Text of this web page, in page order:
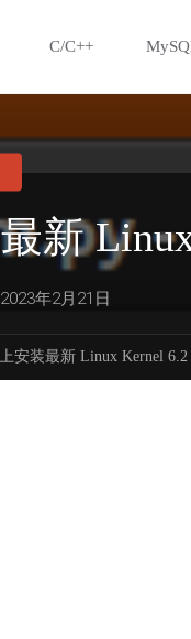
C/C++
新
2023年2月21日
安装最新 Linux Kernel 6.2